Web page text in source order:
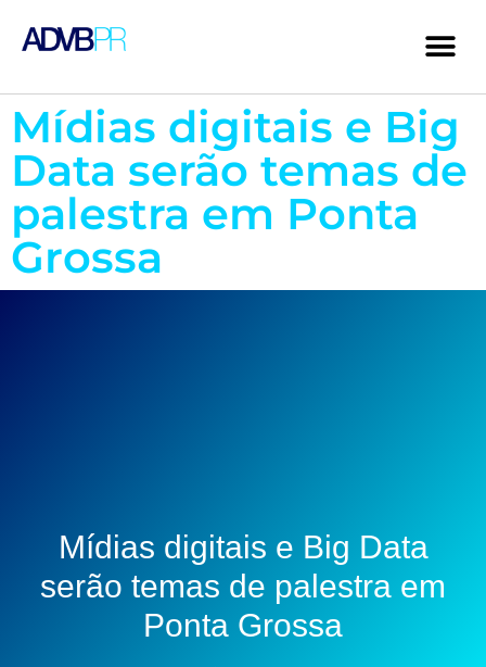
Mídias digitais e Big
Data serão temas de
palestra em Ponta
Grossa
Mídias digitais e Big Data
serão temas de palestra em
Ponta Grossa